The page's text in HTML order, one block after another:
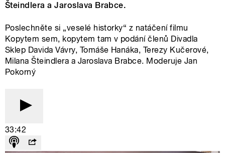
Šteindlera a Jaroslava Brabce.
Poslechněte si „veselé historky“ z natáčení filmu
Kopytem sem, kopytem tam v podání členů Divadla
Sklep Davida Vávry, Tomáše Hanáka, Terezy Kučerové,
Milana Šteindlera a Jaroslava Brabce. Moderuje Jan
Pokorný
33:42